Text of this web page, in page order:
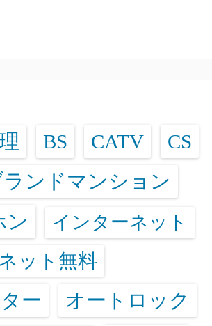
BS CATV CS
ンドマンション
ン インターネット
ット無料
ー オートロック